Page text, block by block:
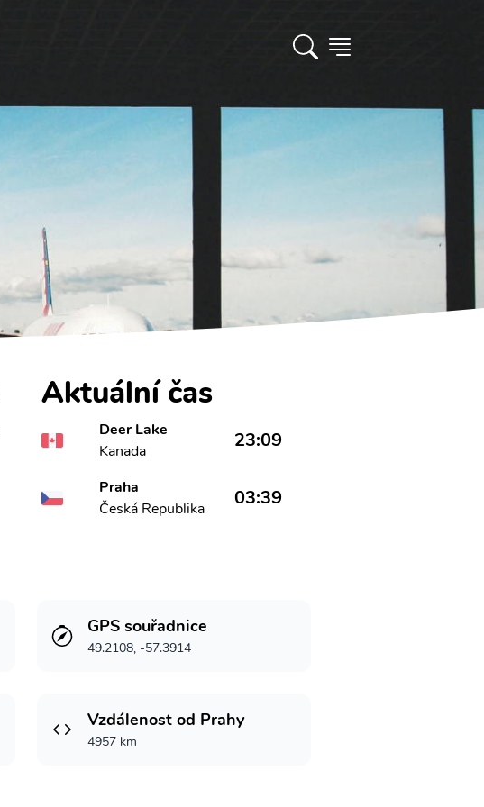
Aktuální čas
Deer Lake
Kanada
23:09
Praha
Česká Republika
03:39
GPS souřadnice
49.2108, -57.3914
Vzdálenost od Prahy
4957 km